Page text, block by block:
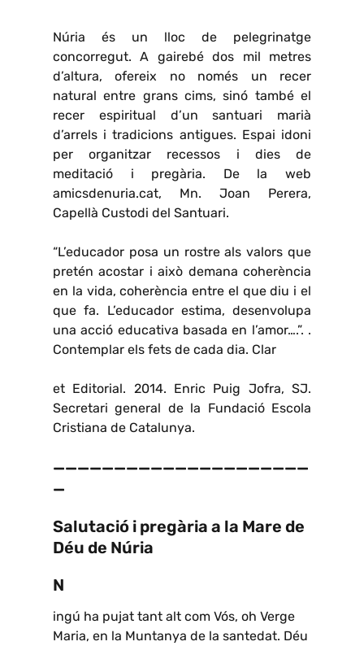
Núria és un lloc de pelegrinatge
concorregut. A gairebé dos mil metres
d’altura, ofereix no només un recer
natural entre grans cims, sinó també el
recer espiritual d’un santuari marià
d’arrels i tradicions antigues. Espai idoni
per organitzar recessos i dies de
meditació i pregària. De la web
amicsdenuria.cat, Mn. Joan Perera,
Capellà Custodi del Santuari.
“L’educador posa un rostre als valors que
pretén acostar i això demana coherència
en la vida, coherència entre el que diu i el
que fa. L’educador estima, desenvolupa
una acció educativa basada en l’amor….”. .
Contemplar els fets de cada dia. Clar
et Editorial. 2014. Enric Puig Jofra, SJ.
Secretari general de la Fundació Escola
Cristiana de Catalunya.
—————————————————————
—
Salutació i pregària a la Mare de
Déu de Núria
N
ingú ha pujat tant alt com Vós, oh Verge
Maria, en la Muntanya de la santedat. Déu